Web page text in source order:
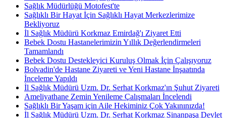
Sağlık Müdürlüğü Motofest'te
Sağlıklı Bir Hayat İçin Sağlıklı Hayat Merkezlerimize
Bekliyoruz
İl Sağlık Müdürü Korkmaz Emirdağ'ı Ziyaret Etti
Bebek Dostu Hastanelerimizin Yıllık Değerlendirmeleri
Tamamlandı
Bebek Dostu Destekleyici Kuruluş Olmak İçin Çalışıyoruz
Bolvadin'de Hastane Ziyareti ve Yeni Hastane İnşaatında
İnceleme Yapıldı
İl Sağlık Müdürü Uzm. Dr. Serhat Korkmaz'ın Şuhut Ziyareti
Ameliyathane Zemin Yenileme Çalışmaları İncelendi
Sağlıklı Bir Yaşam için Aile Hekiminiz Çok Yakınınızda!
İl Sağlık Müdürü Uzm. Dr. Serhat Korkmaz Sinanpaşa Devlet